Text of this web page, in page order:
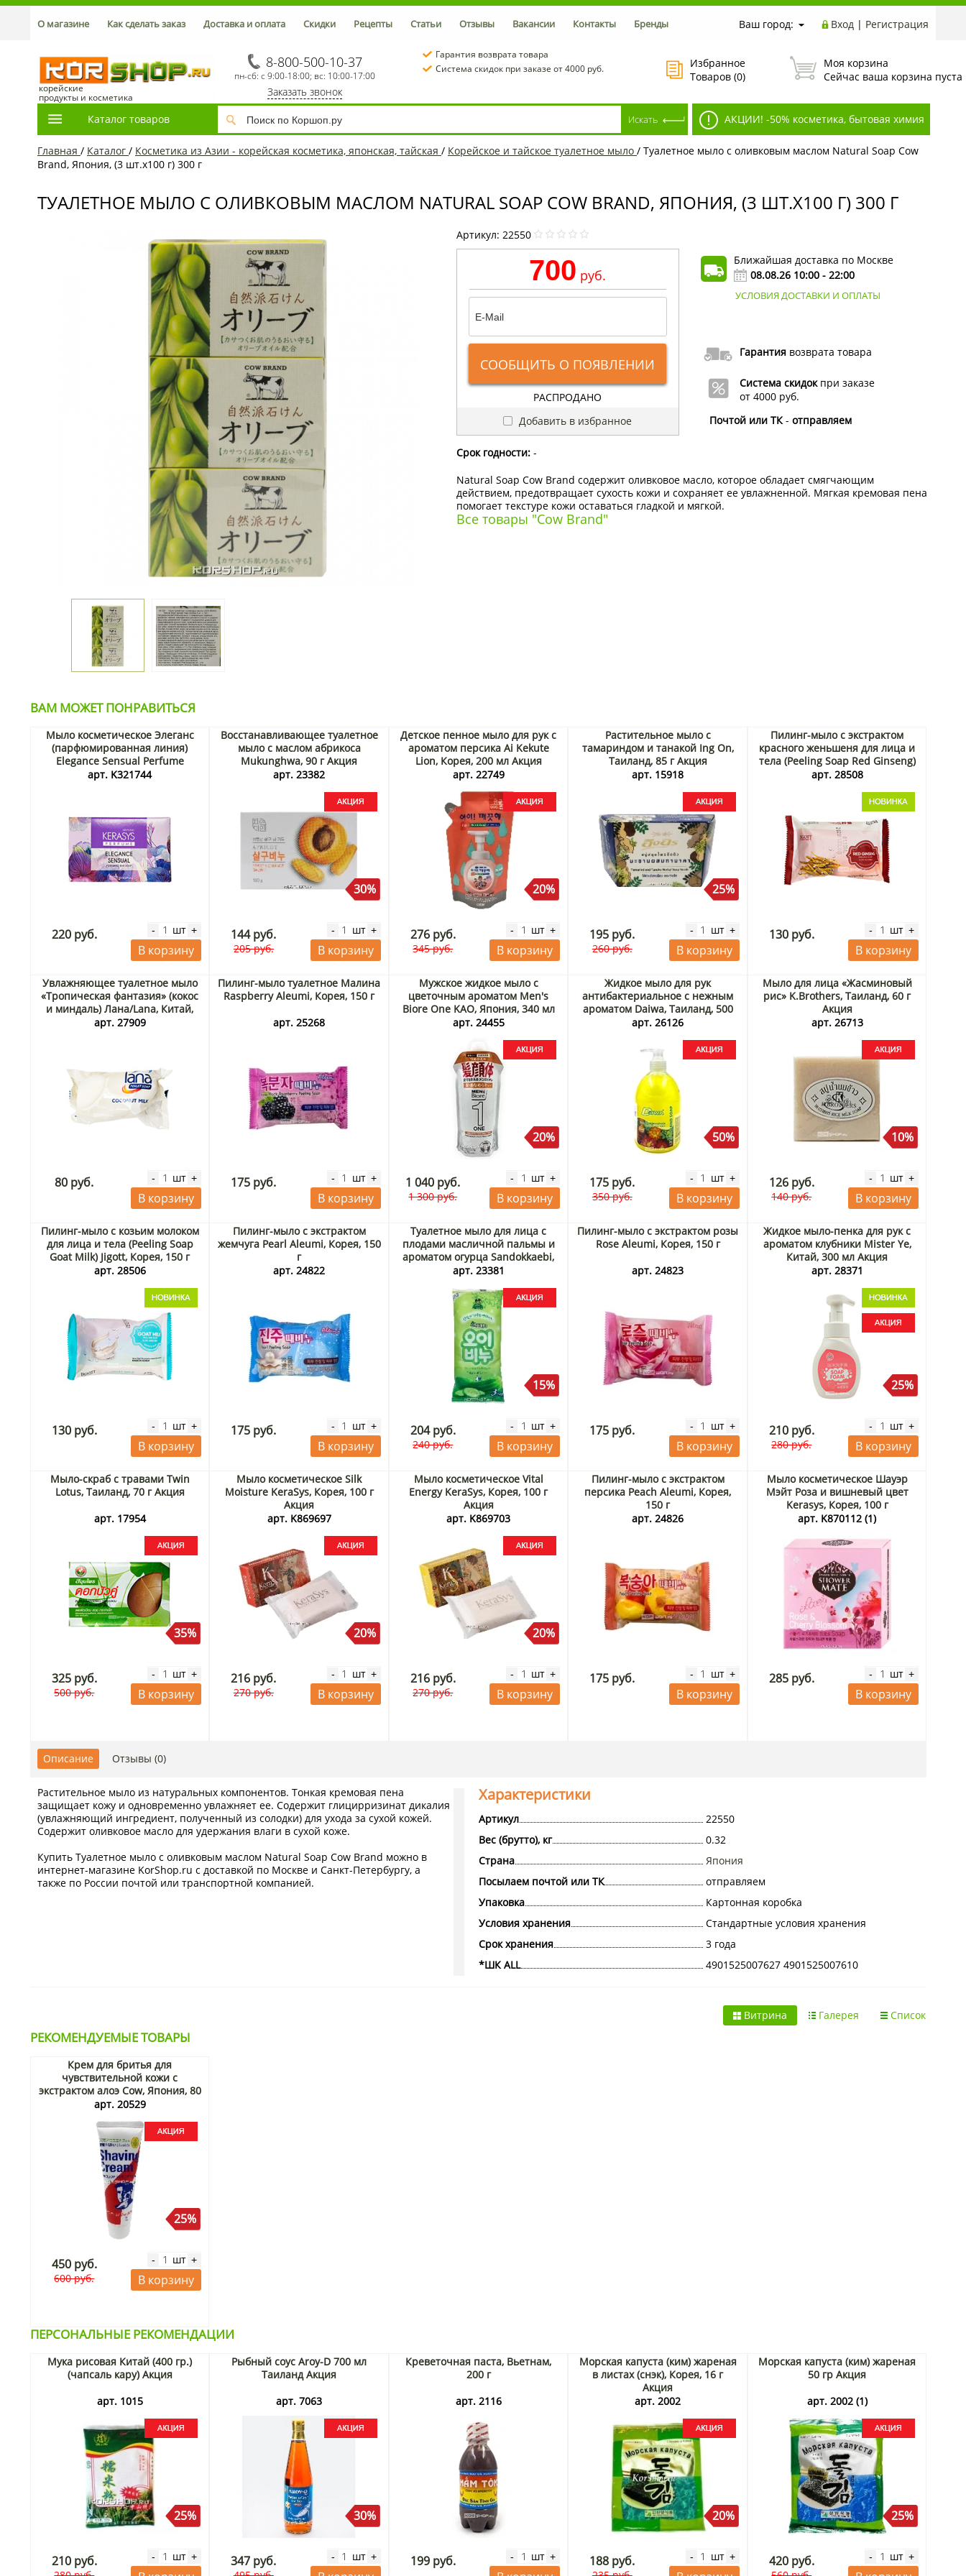
Ваш город: Вход | Регистрация
О магазине Как сделать заказ Доставка и оплата Скидки Рецепты Статьи Отзывы Вакансии Контакты Бренды
корейские
продукты и косметика
8-800-500-10-37
пн-сб: с 9:00-18:00; вс: 10:00-17:00
Заказать звонок
Гарантия возврата товара
Система скидок при заказе от 4000 руб.
Избранное
Товаров (0)
Моя корзина
Сейчас ваша корзина пуста
Каталог товаров АКЦИИ! -50% косметика, бытовая химия
Главная / Каталог / Косметика из Азии - корейская косметика, японская, тайская / Корейское и тайское туалетное мыло / Туалетное мыло с оливковым маслом Natural Soap Cow
Brand, Япония, (3 шт.х100 г) 300 г
ТУАЛЕТНОЕ МЫЛО С ОЛИВКОВЫМ МАСЛОМ NATURAL SOAP COW BRAND, ЯПОНИЯ, (3 ШТ.Х100 Г) 300 Г
Артикул: 22550
700 руб.
СООБЩИТЬ О ПОЯВЛЕНИИ
РАСПРОДАНО
Добавить в избранное
Ближайшая доставка по Москве
08.08.26 10:00 - 22:00
УСЛОВИЯ ДОСТАВКИ И ОПЛАТЫ
Гарантиявозврата товара
Система скидокпри заказе
от 4000 руб.
Почтой или ТК- отправляем
Срок годности:-
Natural Soap Cow Brand содержит оливковое масло, которое обладает смягчающим
действием, предотвращает сухость кожи и сохраняет ее увлажненной. Мягкая кремовая пена
помогает текстуре кожи оставаться гладкой и мягкой.
Все товары "Cow Brand"
ВАМ МОЖЕТ ПОНРАВИТЬСЯ
Мыло косметическое Элеганс
(парфюмированная линия)
Elegance Sensual Perfume
KeraSys, Корея, 90 г
арт. K321744
220 руб. - шт +
В корзину
Восстанавливающее туалетное
мыло с маслом абрикоса
Mukunghwa, 90 г Акция
арт. 23382
30%
144 руб.
205 руб.
- шт +
В корзину
Детское пенное мыло для рук с
ароматом персика Ai Kekute
Lion, Корея, 200 мл Акция
арт. 22749
20%
276 руб.
345 руб.
- шт +
В корзину
Растительное мыло с
тамариндом и танакой Ing On,
Таиланд, 85 г Акция
арт. 15918
25%
195 руб.
260 руб.
- шт +
В корзину
Пилинг-мыло с экстрактом
красного женьшеня для лица и
тела (Peeling Soap Red Ginseng)
Jigott, Корея, 150 г
арт. 28508
130 руб. - шт +
В корзину
Увлажняющее туалетное мыло
«Тропическая фантазия» (кокос
и миндаль) Лана/Lana, Китай,
150 г
арт. 27909
80 руб. - шт +
В корзину
Пилинг-мыло туалетное Малина
Raspberry Aleumi, Корея, 150 г
арт. 25268
175 руб. - шт +
В корзину
Мужское жидкое мыло с
цветочным ароматом Men's
Biore One KAO, Япония, 340 мл
Акция
арт. 24455
20%
1 040 руб.
1 300 руб.
- шт +
В корзину
Жидкое мыло для рук
антибактериальное с нежным
ароматом Daiwa, Таиланд, 500
мл Акция
арт. 26126
50%
175 руб.
350 руб.
- шт +
В корзину
Мыло для лица «Жасминовый
рис» K.Brothers, Таиланд, 60 г
Акция
арт. 26713
10%
126 руб.
140 руб.
- шт +
В корзину
Пилинг-мыло с козьим молоком
для лица и тела (Peeling Soap
Goat Milk) Jigott, Корея, 150 г
арт. 28506
130 руб. - шт +
В корзину
Пилинг-мыло с экстрактом
жемчуга Pearl Aleumi, Корея, 150
г
арт. 24822
175 руб. - шт +
В корзину
Туалетное мыло для лица с
плодами масличной пальмы и
ароматом огурца Sandokkaebi,
Корея, 3*80 г Акция
арт. 23381
15%
204 руб.
240 руб.
- шт +
В корзину
Пилинг-мыло с экстрактом розы
Rose Aleumi, Корея, 150 г
арт. 24823
175 руб. - шт +
В корзину
Жидкое мыло-пенка для рук с
ароматом клубники Mister Ye,
Китай, 300 мл Акция
арт. 28371
25%
210 руб.
280 руб.
- шт +
В корзину
Мыло-скраб с травами Twin
Lotus, Таиланд, 70 г Акция
арт. 17954
35%
325 руб.
500 руб.
- шт +
В корзину
Мыло косметическое Silk
Moisture KeraSys, Корея, 100 г
Акция
арт. K869697
20%
216 руб.
270 руб.
- шт +
В корзину
Мыло косметическое Vital
Energy KeraSys, Корея, 100 г
Акция
арт. K869703
20%
216 руб.
270 руб.
- шт +
В корзину
Пилинг-мыло с экстрактом
персика Peach Aleumi, Корея,
150 г
арт. 24826
175 руб. - шт +
В корзину
Мыло косметическое Шауэр
Мэйт Роза и вишневый цвет
Kerasys, Корея, 100 г
арт. K870112 (1)
285 руб. - шт +
В корзину
Описание Отзывы (0)
Характеристики
Артикул
22550
Вес (брутто), кг
0.32
Страна
Япония
Посылаем почтой или ТК
отправляем
Упаковка
Картонная коробка
Условия хранения
Стандартные условия хранения
Срок хранения
3 года
*ШК ALL
4901525007627 4901525007610
Растительное мыло из натуральных компонентов. Тонкая кремовая пена
защищает кожу и одновременно увлажняет ее. Содержит глицирризинат дикалия
(увлажняющий ингредиент, полученный из солодки) для ухода за сухой кожей.
Содержит оливковое масло для удержания влаги в сухой коже.
Купить Туалетное мыло с оливковым маслом Natural Soap Cow Brand можно в
интернет-магазине KorShop.ru с доставкой по Москве и Санкт-Петербургу, а
также по России почтой или транспортной компанией.
Список
Галерея
Витрина
РЕКОМЕНДУЕМЫЕ ТОВАРЫ
Крем для бритья для
чувствительной кожи с
экстрактом алоэ Cow, Япония, 80
г Акция
арт. 20529
25%
450 руб.
600 руб.
- шт +
В корзину
ПЕРСОНАЛЬНЫЕ РЕКОМЕНДАЦИИ
Мука рисовая Китай (400 гр.)
(чапсаль кару) Акция
арт. 1015
25%
210 руб. - шт +
Рыбный соус Aroy-D 700 мл
Таиланд Акция
арт. 7063
30%
347 руб. - шт +
Креветочная паста, Вьетнам,
200 г
арт. 2116
199 руб. - шт +
Морская капуста (ким) жареная
в листах (снэк), Корея, 16 г
Акция
арт. 2002
20%
188 руб. - шт +
Морская капуста (ким) жареная
50 гр Акция
арт. 2002 (1)
25%
420 руб. - шт +